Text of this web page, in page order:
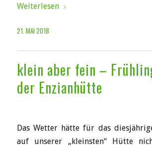
Weiterlesen
21. MAI 2018
klein aber fein –
der Enzianhütte
Das Wetter hätte für das
auf unserer „kleinsten“ Hütte